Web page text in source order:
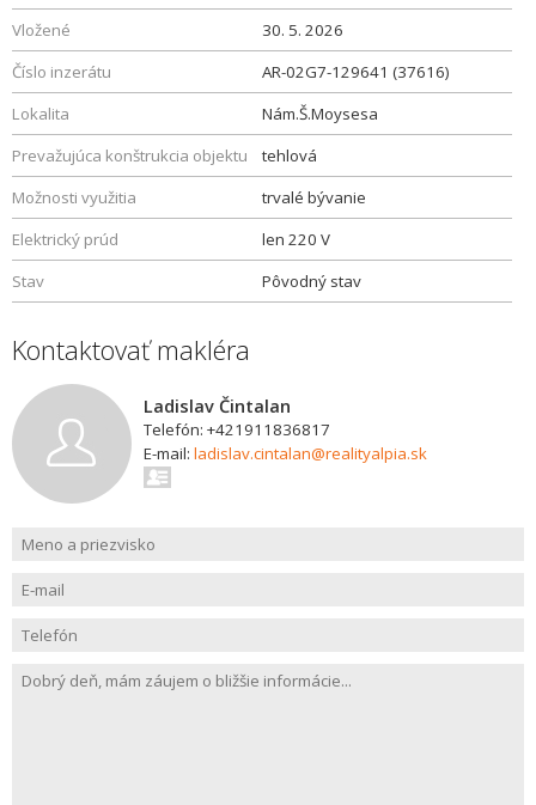
Vložené
30. 5. 2026
Číslo inzerátu
AR-02G7-129641 (37616)
Lokalita
Nám.Š.Moysesa
Prevažujúca konštrukcia objektu
tehlová
Možnosti využitia
trvalé bývanie
Elektrický prúd
len 220 V
Stav
Pôvodný stav
Kontaktovať makléra
Ladislav Čintalan
Telefón: +421911836817
E-mail: ladislav.cintalan@realityalpia.sk